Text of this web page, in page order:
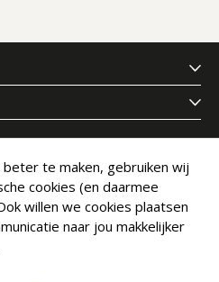
Abonneer
te maken, gebruiken wij
cookies (en daarmee
willen we cookies plaatsen
naar jou makkelijker